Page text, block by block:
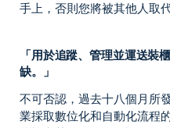
手上，否則您將被其他人取代
「用於追蹤、管理並運送裝
缺。」
不可否認，過去十八個月所
業採取數位化和自動化流程